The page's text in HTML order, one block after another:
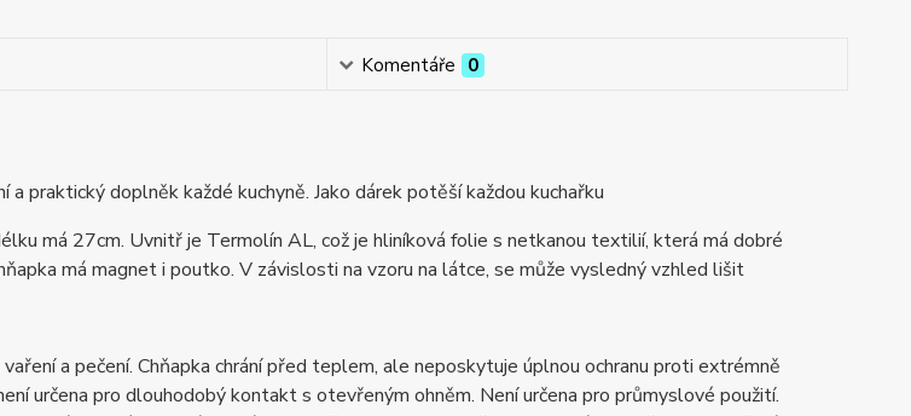
Komentáře 0
a praktický doplněk každé kuchyně. Jako dárek potěší každou kuchařku
má 27cm. Uvnitř je Termolín AL, což je hliníková folie s netkanou textilií, která má dobré
má magnet i poutko. V závislosti na vzoru na látce, se může vysledný vzhled lišit
a pečení. Chňapka chrání před teplem, ale neposkytuje úplnou ochranu proti extrémně
určena pro dlouhodobý kontakt s otevřeným ohněm. Není určena pro průmyslové použití.